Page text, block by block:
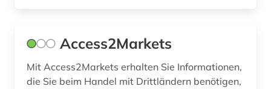
biowissenschaften (1)
bodennutzung (1)
Access2Markets
Mit Access2Markets erhalten Sie Informationen,
die Sie beim Handel mit Drittländern benötigen,